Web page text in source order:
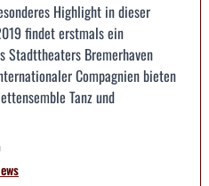
Highlight in dieser
findet erstmals ein
Stadttheaters Bremerhaven
Compagnien bieten
Tanz und